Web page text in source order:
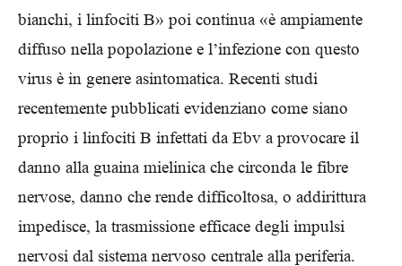
bianchi, i linfociti B» poi continua «è ampiamente
diffuso nella popolazione e l’infezione con questo
virus è in genere asintomatica. Recenti studi
recentemente pubblicati evidenziano come siano
proprio i linfociti B infettati da Ebv a provocare il
danno alla guaina mielinica che circonda le fibre
nervose, danno che rende difficoltosa, o addirittura
impedisce, la trasmissione efficace degli impulsi
nervosi dal sistema nervoso centrale alla periferia.